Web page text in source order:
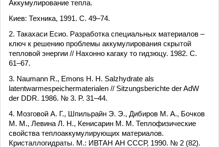
Аккумулирование тепла.
Киев: Техника, 1991. С. 49–74.
2. Такахаси Есио. Разработка специальных материалов –
ключ к решению проблемы аккумулирования скрытой
тепловой энергии // Нахонно кагаку то гидзюцу. 1982. С.
61–67.
3. Naumann R., Emons H. H. Salzhydrate als
latentwarmespeichermaterialen // Sitzungsberichte der AdW
der DDR. 1986. № 3. P. 31–44.
4. Мозговой А. Г., Шпильрайн Э. Э., Дибиров М. А., Бочков
М. М., Левина Л. Н., Кенисарин М. М. Теплофизические
свойства теплоаккумулирующих материалов.
Кристаллогидраты. М.: ИВТАН АН СССР, 1990. № 2 (82).